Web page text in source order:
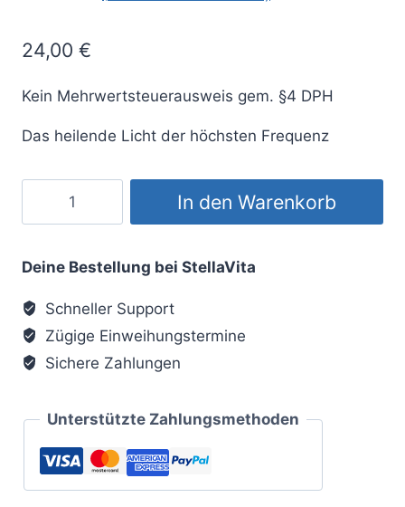
von 5,
basierend
Kundenbew
24,00 €
Kein Mehrwertsteuerausweis gem. §4 DPH
Das heilende Licht der höchsten Frequenz
In den Warenkorb
Deine Bestellung bei StellaVita
Schneller Support
Zügige Einweihungstermine
Sichere Zahlungen
Unterstützte Zahlungsmethoden